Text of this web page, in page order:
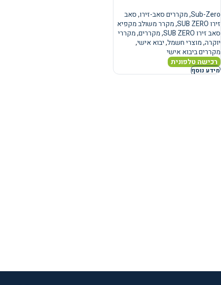
Sub-Zero
,מקררים סאב-זירו,סאב
זירו SUB ZERO
,מקרר משולב מקפיא
סאב זירו SUB ZERO
,מקררים,מקררי
יוקרה,מוצרי חשמל,יבוא אישי,
מקררים ביבוא אישי
רכישה טלפונית
מידע נוסף